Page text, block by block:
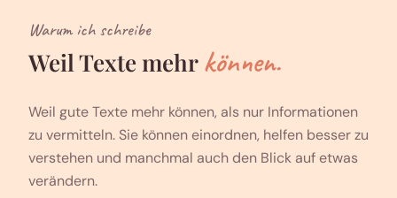
Warum ich schreibe
Weil Texte mehr können.
Weil gute Texte mehr können, als nur Informationen
zu vermitteln. Sie können einordnen, helfen besser zu
verstehen und manchmal auch den Blick auf etwas
verändern.